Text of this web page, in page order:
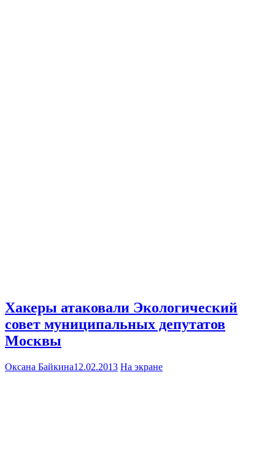
Хакеры атаковали Экологический
совет муниципальных депутатов
Москвы
Оксана Байкина12.02.2013 На экране